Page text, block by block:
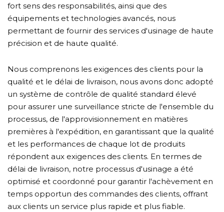
fort sens des responsabilités, ainsi que des
équipements et technologies avancés, nous
permettant de fournir des services d'usinage de haute
précision et de haute qualité.
Nous comprenons les exigences des clients pour la
qualité et le délai de livraison, nous avons donc adopté
un système de contrôle de qualité standard élevé
pour assurer une surveillance stricte de l'ensemble du
processus, de l'approvisionnement en matières
premières à l'expédition, en garantissant que la qualité
et les performances de chaque lot de produits
répondent aux exigences des clients. En termes de
délai de livraison, notre processus d'usinage a été
optimisé et coordonné pour garantir l'achèvement en
temps opportun des commandes des clients, offrant
aux clients un service plus rapide et plus fiable.